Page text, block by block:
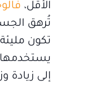
الأقل،
تُرهق
تكون
يستخدمها
إلى زيادة